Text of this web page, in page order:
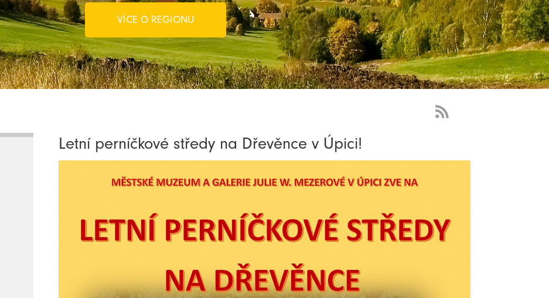
VÍCE O REGIONU
Letní perníčkové středy na Dřevěnce v Úpici!